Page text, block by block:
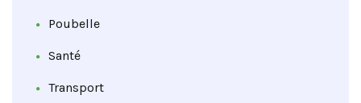
Poubelle
Santé
Transport